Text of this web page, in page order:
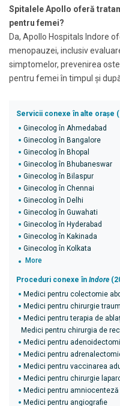
Spitalele Apollo oferă
pentru femei?
Da, Apollo Hospitals Indore
menopauzei, inclusiv
simptomelor, prevenirea
pentru femei în timpul și
Servicii conexe în alte orașe
Ginecolog în Ahmedabad
Ginecolog în Bangalore
Ginecolog în Bhopal
Ginecolog în Bhubaneswar
Ginecolog în Bilaspur
Ginecolog în Chennai
Ginecolog în Delhi
Ginecolog în Guwahati
Ginecolog în Hyderabad
Ginecolog în Kakinada
Ginecolog în Kolkata
More
Proceduri conexe în Indore
Medici pentru colectomie
Medici pentru chirurgie
Medici pentru terapia de
Medici pentru chirurgia de
Medici pentru
Medici pentru
Medici pentru vaccinarea
Medici pentru chirurgie
Medici pentru amniocenteză
Medici pentru angiografie